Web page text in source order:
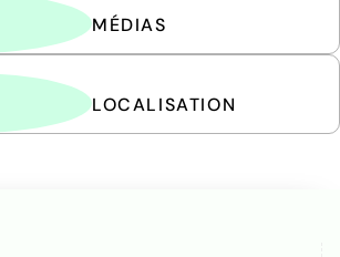
MÉDIAS
LOCALISATION